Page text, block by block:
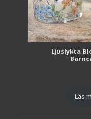
Ljuslykta
Läs